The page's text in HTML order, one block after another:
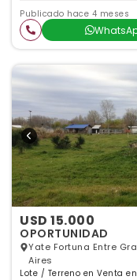
Publicado hace 4 meses
USD 15.000
OPORTUNIDAD
Yate Fortuna Entre
Aires
Lote / Terreno en Venta